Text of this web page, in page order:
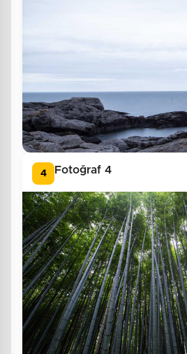
4 Fotoğraf 4